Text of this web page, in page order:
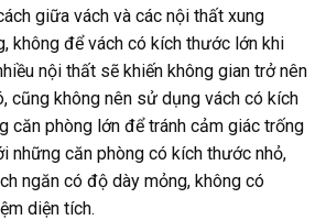
giữa vách và các nội thất xung
không để vách có kích thước lớn khi
nội thất sẽ khiến không gian trở nên
cũng không nên sử dụng vách có kích
căn phòng lớn để tránh cảm giác trống
những căn phòng có kích thước nhỏ,
ngăn có độ dày mỏng, không có
diện tích.